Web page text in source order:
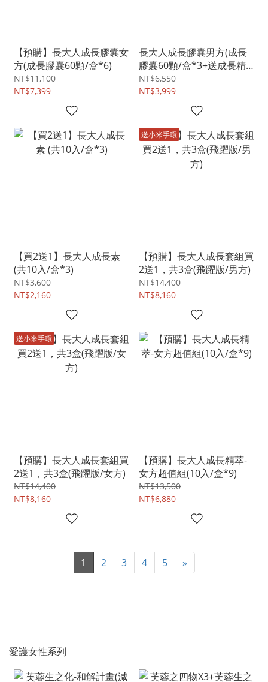
【預購】長大人成長膠囊女
方(成長膠囊60顆/盒*6)
NT$11,100
NT$7,399
長大人成長膠囊男方(成長
膠囊60顆/盒*3+送成長精
華4入)
NT$6,550
NT$3,999
【買2送1】長大人成長素
(共10入/盒*3)
NT$3,600
NT$2,160
送小米手環
【預購】長大人成長套組買
2送1，共3盒(飛躍版/男方)
NT$14,400
NT$8,160
送小米手環
【預購】長大人成長套組買
2送1，共3盒(飛躍版/女方)
NT$14,400
NT$8,160
【預購】長大人成長精萃-
女方超值組(10入/盒*9)
NT$13,500
NT$6,880
1 2 3 4 5 »
愛護女性系列